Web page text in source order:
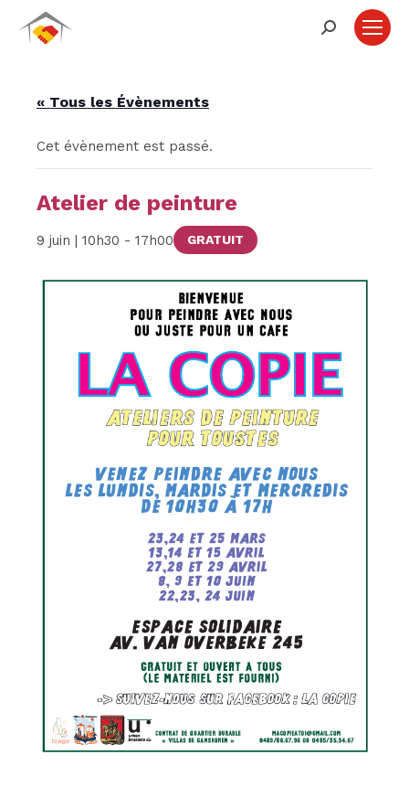
Recherche
« Tous les Évènements
Cet évènement est passé.
Atelier de peinture
9 juin | 10h30 - 17h00 GRATUIT